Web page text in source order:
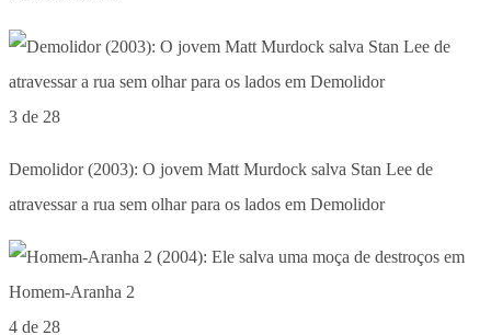
3 de 28
Demolidor (2003): O jovem Matt Murdock salva Stan Lee de
atravessar a rua sem olhar para os lados em Demolidor
4 de 28